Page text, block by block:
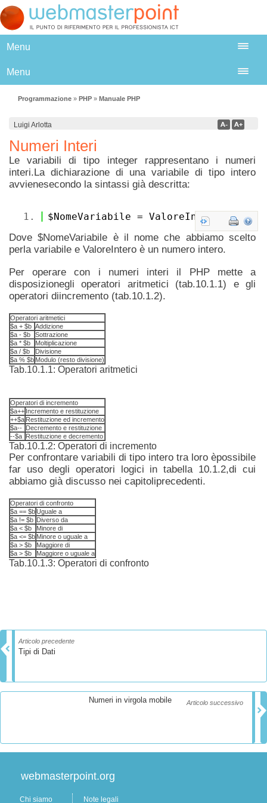
Menu
Menu
Programmazione » PHP » Manuale PHP
Luigi Arlotta
Numeri Interi
Le variabili di tipo integer rappresentano i numeri
interi.La dichiarazione di una variabile di tipo intero
avvienesecondo la sintassi già descritta:
1.
$NomeVariabile = ValoreIntero;
Dove $NomeVariabile è il nome che abbiamo scelto
perla variabile e ValoreIntero è un numero intero.
Per operare con i numeri interi il PHP mette a
disposizionegli operatori aritmetici (tab.10.1.1) e gli
operatori diincremento (tab.10.1.2).
Operatori aritmetici
$a + $b Addizione
$a - $b
Sottrazione
$a * $b
Moltiplicazione
$a / $b
Divisione
$a % $b Modulo (resto divisione)
Tab.10.1.1: Operatori aritmetici
Operatori di incremento
$a++ Incremento e restituzione
++$a Restituzione ed incremento
$a-- Decremento e restituzione
--$a Restituzione e decremento
Tab.10.1.2: Operatori di incremento
Per confrontare variabili di tipo intero tra loro èpossibile
far uso degli operatori logici in tabella 10.1.2,di cui
abbiamo già discusso nei capitoliprecedenti.
Operatori di confronto
$a == $bUguale a
$a != $b Diverso da
$a < $b
Minore di
$a <= $b Minore o uguale a
$a > $b
Maggiore di
$a > $b
Maggiore o uguale a
Tab.10.1.3: Operatori di confronto
Articolo precedente
Tipi di Dati
Articolo successivo
Numeri in virgola mobile
webmasterpoint.org
Chi siamo Note legali